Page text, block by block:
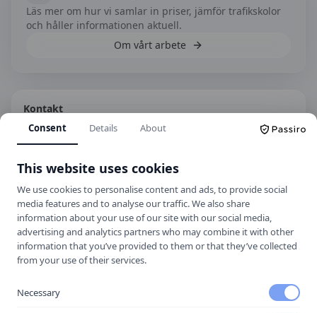
Läs mer om hur vi samlar in priser, jämför trafikskolor
och håller informationen aktuell.
Om vårt arbete
Kontakt
Parkgatan 1D, 791 30 Falun
Hemsida
Spara som kontakt
Spara i telefonboken
Consent Details About
This website uses cookies
We use cookies to personalise content and ads, to provide social
media features and to analyse our traffic. We also share
information about your use of our site with our social media,
advertising and analytics partners who may combine it with other
information that you’ve provided to them or that they’ve collected
from your use of their services.
Necessary